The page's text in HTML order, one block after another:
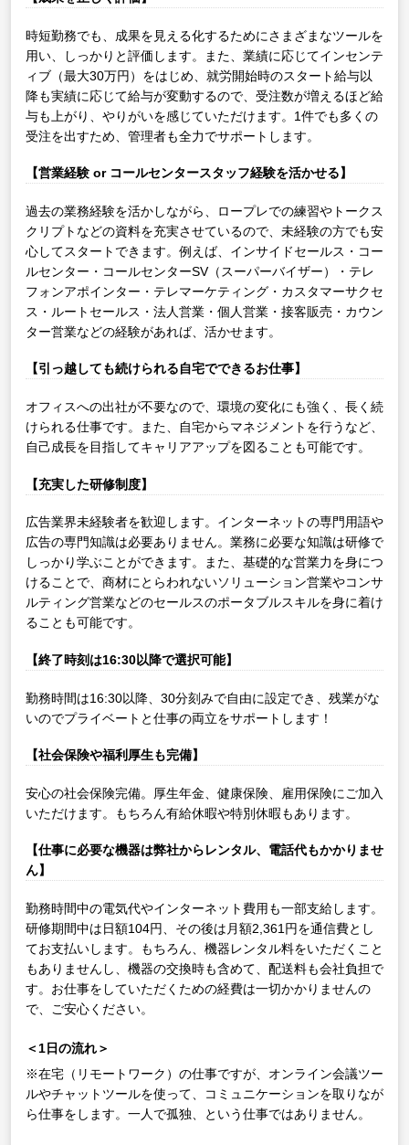
時短勤務でも、成果を見える化するためにさまざまなツールを
用い、しっかりと評価します。また、業績に応じてインセンテ
ィブ（最大30万円）をはじめ、就労開始時のスタート給与以
降も実績に応じて給与が変動するので、受注数が増えるほど給
与も上がり、やりがいを感じていただけます。1件でも多くの
受注を出すため、管理者も全力でサポートします。
【営業経験 or コールセンタースタッフ経験を活かせる】
過去の業務経験を活かしながら、ロープレでの練習やトークス
クリプトなどの資料を充実させているので、未経験の方でも安
心してスタートできます。例えば、インサイドセールス・コー
ルセンター・コールセンターSV（スーパーバイザー）・テレ
フォンアポインター・テレマーケティング・カスタマーサクセ
ス・ルートセールス・法人営業・個人営業・接客販売・カウン
ター営業などの経験があれば、活かせます。
【引っ越しても続けられる自宅でできるお仕事】
オフィスへの出社が不要なので、環境の変化にも強く、長く続
けられる仕事です。また、自宅からマネジメントを行うなど、
自己成長を目指してキャリアアップを図ることも可能です。
【充実した研修制度】
広告業界未経験者を歓迎します。インターネットの専門用語や
広告の専門知識は必要ありません。業務に必要な知識は研修で
しっかり学ぶことができます。また、基礎的な営業力を身につ
けることで、商材にとらわれないソリューション営業やコンサ
ルティング営業などのセールスのポータブルスキルを身に着け
ることも可能です。
【終了時刻は16:30以降で選択可能】
勤務時間は16:30以降、30分刻みで自由に設定でき、残業がな
いのでプライベートと仕事の両立をサポートします！
【社会保険や福利厚生も完備】
安心の社会保険完備。厚生年金、健康保険、雇用保険にご加入
いただけます。もちろん有給休暇や特別休暇もあります。
【仕事に必要な機器は弊社からレンタル、電話代もかかりませ
ん】
勤務時間中の電気代やインターネット費用も一部支給します。
研修期間中は日額104円、その後は月額2,361円を通信費とし
てお支払いします。もちろん、機器レンタル料をいただくこと
もありませんし、機器の交換時も含めて、配送料も会社負担で
す。お仕事をしていただくための経費は一切かかりませんの
で、ご安心ください。
＜1日の流れ＞
※在宅（リモートワーク）の仕事ですが、オンライン会議ツー
ルやチャットツールを使って、コミュニケーションを取りなが
ら仕事をします。一人で孤独、という仕事ではありません。